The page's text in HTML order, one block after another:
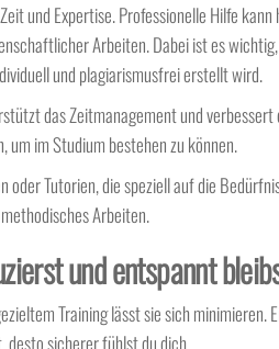
und Expertise. Professionelle Hilfe
Arbeiten. Dabei ist es
und plagiarismusfrei erstellt wird.
das Zeitmanagement und
im Studium bestehen zu können.
Tutorien, die speziell auf die
Arbeiten.
und entspannt
Training lässt sie sich minimieren.
sicherer fühlst du dich.